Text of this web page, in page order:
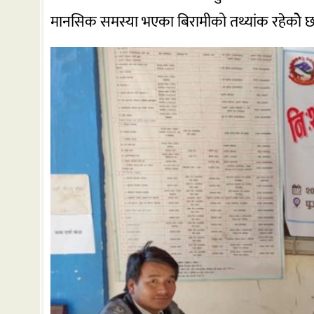
मानसिक समस्या भएका बिरामीको तथ्यांक रहेकोे